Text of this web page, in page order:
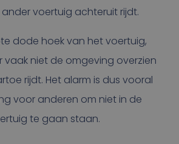
voertuig achteruit rijdt.
dode hoek van het voertuig,
vaak niet de omgeving overzien
rijdt. Het alarm is dus vooral
voor anderen om niet in de
te gaan staan.